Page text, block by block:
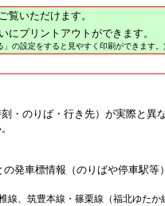
覧いただけます。
にプリントアウトができます。
の設定をすると見やすく印刷ができます。)
・のりば・行き先）が実際と異
発車標情報（のりばや停車駅等
、筑豊本線・篠栗線（福北ゆたか